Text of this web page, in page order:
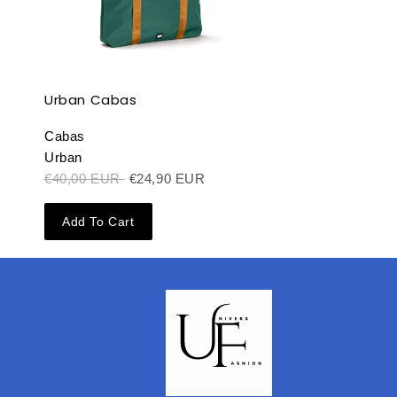
Urban Cabas
Cabas
Urban
€40,00 EUR €24,90 EUR
Add To Cart